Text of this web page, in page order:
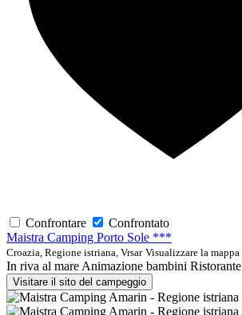
Confrontare
Confrontato
Maistra Camping Porto Sole ***
Croazia, Regione istriana, Vrsar Visualizzare la mappa
In riva al mareAnimazione bambini Ristorante
Visitare il sito del campeggio